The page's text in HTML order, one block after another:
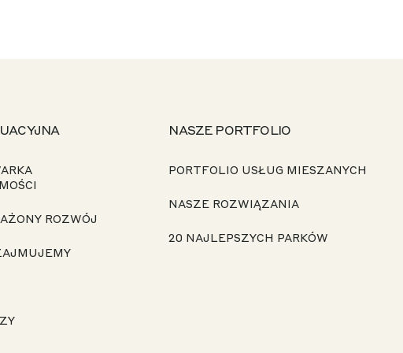
ROZWÓJ
NASZE PORTFOLIO
PORTFOLIO USŁUG MIESZANYCH
NASZE ROZWIĄZANIA
20 NAJLEPSZYCH PARKÓW